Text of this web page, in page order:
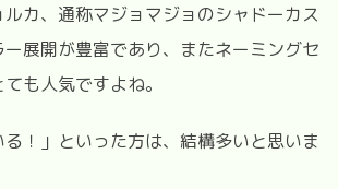
カ、通称マジョマジョのシャドーカス
展開が豊富であり、またネーミングセ
も人気ですよね。
る！」といった方は、結構多いと思いま